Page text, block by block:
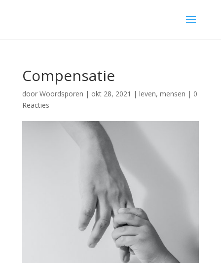
Compensatie
door Woordsporen | okt 28, 2021 | leven, mensen | 0
Reacties